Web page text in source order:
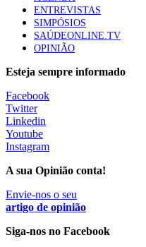
Especialistas
para ajudar a
57 visualizações
MAIS NOTÍCIAS
Tudo sobre branqueamento
30 Nov, 2025
Quando o valor se torna o
17 Nov, 2025|0 Comments
ENTREVISTAS
SIMPÓSIOS
SAÚDEONLINE.TV
OPINIÃO
Esteja sempre informado
Facebook
Twitter
Linkedin
Youtube
Instagram
A sua Opinião conta!
Envie-nos o seu
artigo de opinião
Siga-nos no Facebook